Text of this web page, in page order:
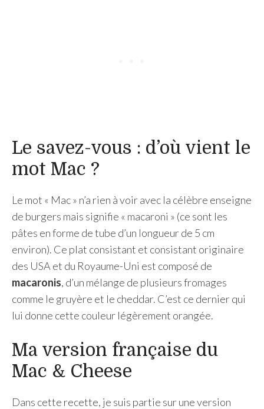
Le savez-vous : d’où vient le
mot Mac ?
Le mot « Mac » n’a rien à voir avec la célèbre enseigne
de burgers mais signifie « macaroni » (ce sont les
pâtes en forme de tube d’un longueur de 5 cm
environ). Ce plat consistant et consistant originaire
des USA et du Royaume-Uni est composé de
macaronis, d’un mélange de plusieurs fromages
comme le gruyère et le cheddar. C’est ce dernier qui
lui donne cette couleur légèrement orangée.
Ma version française du
Mac & Cheese
Dans cette recette, je suis partie sur une version